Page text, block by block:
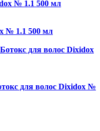
№ 1.1 500 мл
для волос Dixidox №